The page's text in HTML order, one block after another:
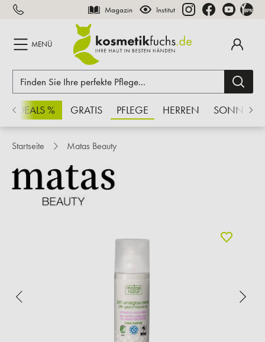
springen Magazin Institut
MENÜ
% GRATIS PFLEGE HERREN SONNE
Startseite Matas Beauty